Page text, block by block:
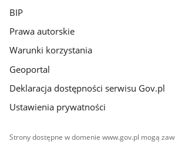
BIP
Prawa autorskie
Warunki korzystania
Geoportal
Deklaracja dostępności serwisu Gov.pl
Ustawienia prywatności
Strony dostępne w domenie www.gov.pl mogą